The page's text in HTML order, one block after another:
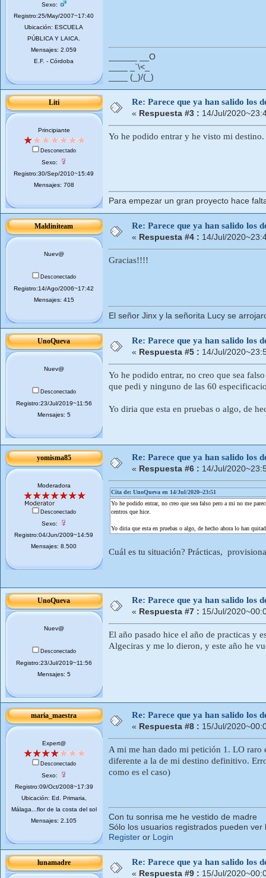
Sexo:
Registro:25/May/2007~17:40
Ubicación: ESCUELA
PÚBLICA Y LAICA.
Mensajes: 2.059
E.F. - Córdoba
______ __O
____ _`\<_
____ (_)/(_)
Liti
Principiante
Desconectado
Sexo:
Registro:30/Sep/2010~15:49
Mensajes: 708
Re: Parece que ya han salido los
« Respuesta #3 : 14/Jul/
Yo he podido entrar y he visto mi
Para empezar un gran proyecto hace
Maldiniteam
Nuev@
Desconectado
Registro:14/Ago/2006~17:42
Mensajes: 415
Re: Parece que ya han salido los
« Respuesta #4 : 14/Jul/
Gracias!!!!
El señor Jinx y la señorita Lucy se
UnoQueva
Nuev@
Desconectado
Registro:23/Jul/2019~11:56
Mensajes: 5
Re: Parece que ya han salido los
« Respuesta #5 : 14/Jul/
Yo he podido entrar, no creo que sea
que pedi y ninguno de las 60
Yo diria que esta en pruebas o algo, de
yomisma85
Moderadora
Desconectado
Sexo:
Registro:04/Jun/2009~14:59
Mensajes: 8.500
Re: Parece que ya han salido los
« Respuesta #6 : 14/Jul/
Cita de: UnoQueva en 14/Jul/2020~23:51
Yo he podido entrar, no creo que sea falso pero a mi no me
centros que hice.
Yo diria que esta en pruebas o algo, de hecho ahora lo han
Cuál es tu situación? Prácticas,
UnoQueva
Nuev@
Desconectado
Registro:23/Jul/2019~11:56
Mensajes: 5
Re: Parece que ya han salido los
« Respuesta #7 : 15/Jul/
El año pasado hice el año de practicas y
Algeciras y me lo dieron, y este año he
maria_maestra
Expert@
Desconectado
Sexo:
Registro:09/Oct/2008~17:39
Ubicación: Ed. Primaria,
Málaga...flor de la costa del sol
Mensajes: 2.105
Re: Parece que ya han salido los
« Respuesta #8 : 15/Jul/
A mi me han dado mi petición 1. LO raro
diferente a la de mi destino definitivo.
como es el caso)
Con tu sonrisa me he vestido de madre
Sólo los usuarios registrados pueden ver
Register or Login
lunamadre Re: Parece que ya han salido los
« Respuesta #9 : 15/Jul/